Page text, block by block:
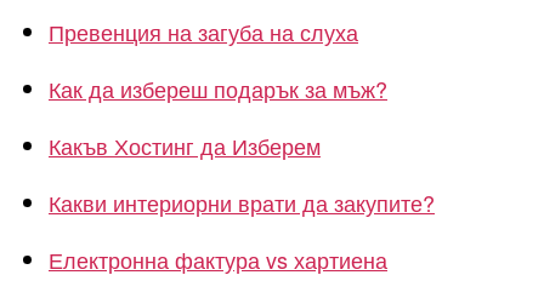
Превенция на загуба на слуха
Как да избереш подарък за мъж?
Какъв Хостинг да Изберем
Какви интериорни врати да закупите?
Електронна фактура vs хартиена